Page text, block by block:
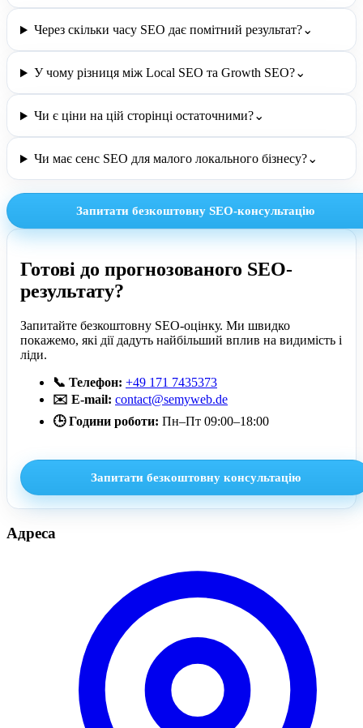
Через скільки часу SEO дає помітний результат?⌄
У чому різниця між Local SEO та Growth SEO?⌄
Чи є ціни на цій сторінці остаточними?⌄
Чи має сенс SEO для малого локального бізнесу?⌄
Запитати безкоштовну SEO-консультацію
Готові до прогнозованого SEO-
результату?
Запитайте безкоштовну SEO-оцінку. Ми швидко
покажемо, які дії дадуть найбільший вплив на видимість і
ліди.
📞 Телефон: +49 171 7435373
✉️ E-mail: contact@semyweb.de
🕒 Години роботи: Пн–Пт 09:00–18:00
Запитати безкоштовну консультацію
Адреса